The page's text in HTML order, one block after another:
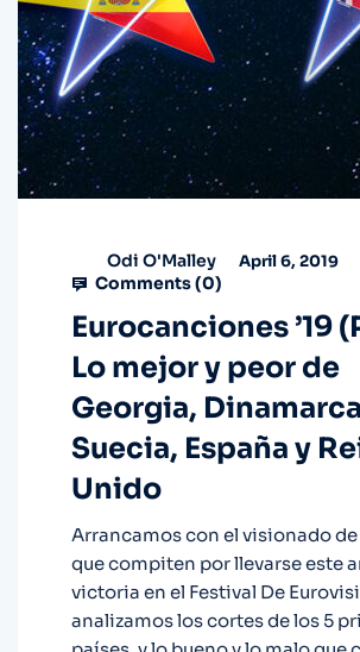
Odi O'Malley April 6, 2019
Comments (0)
Eurocanciones ’19
Lo mejor y peor de
Georgia,
Suecia, España y
Unido
Arrancamos con el visionado
que compiten por llevarse este
victoria en el Festival De
analizamos los cortes de los 5